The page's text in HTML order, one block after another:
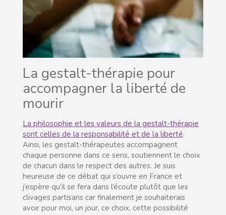
La gestalt-thérapie pour
accompagner la liberté de
mourir
La philosophie et les valeurs de la gestalt-thérapie
sont celles de la responsabilité et de la liberté.
Ainsi, les gestalt-thérapeutes accompagnent
chaque personne dans ce sens, soutiennent le choix
de chacun dans le respect des autres. Je suis
heureuse de ce débat qui s’ouvre en France et
j’espère qu’il se fera dans l’écoute plutôt que les
clivages partisans car finalement je souhaiterais
avoir pour moi, un jour, ce choix, cette possibilité